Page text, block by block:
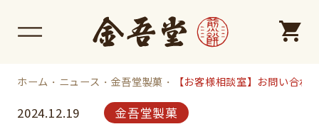
ホーム ニュース 金吾堂製菓 【お客様相談室】お問い合わ
2024.12.19 金吾堂製菓